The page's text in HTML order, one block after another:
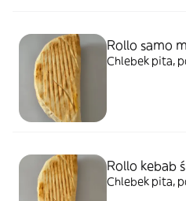
Rollo samo
Chlebek pita,
Rollo kebab
Chlebek pita,